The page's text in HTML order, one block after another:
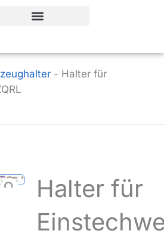
- Halter für
Halter für